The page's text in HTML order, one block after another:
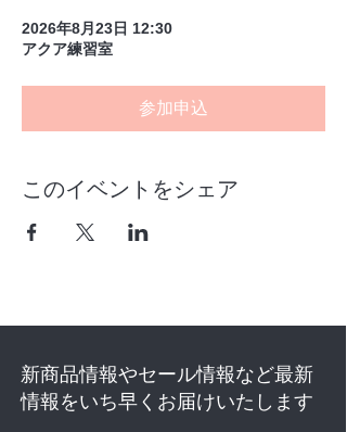
2026年8月23日 12:30
アクア練習室
参加申込
このイベントをシェア
新商品情報やセール情報など最新
情報をいち早くお届けいたします